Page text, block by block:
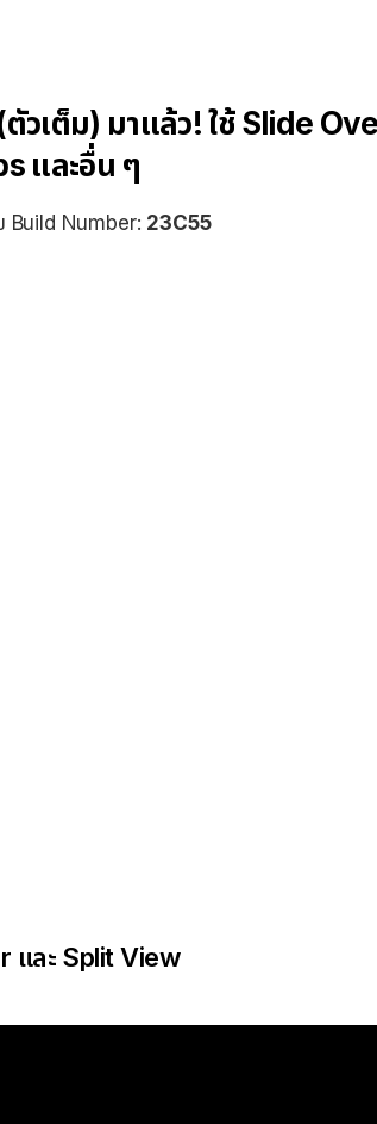
วเต็ม) มาแล้ว! ใช้ Slide
และอื่น ๆ
Build Number: 23C55
และ Split View